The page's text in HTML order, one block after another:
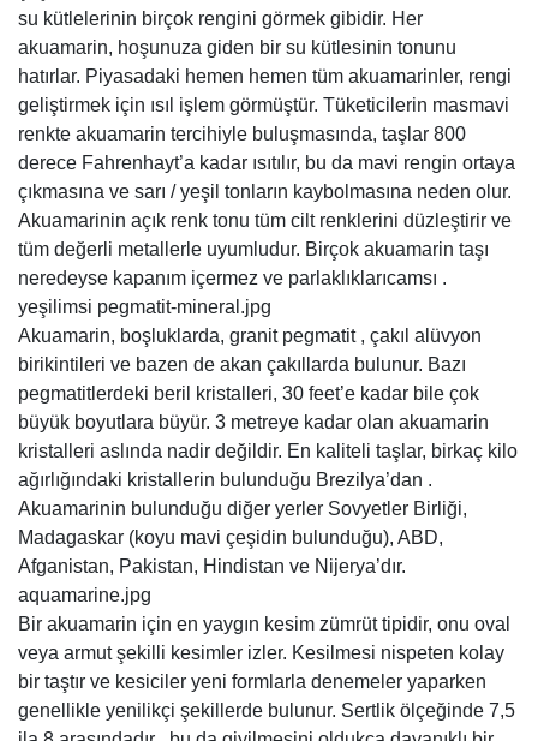
su kütlelerinin birçok rengini görmek gibidir. Her
akuamarin, hoşunuza giden bir su kütlesinin tonunu
hatırlar. Piyasadaki hemen hemen tüm akuamarinler, rengi
geliştirmek için ısıl işlem görmüştür. Tüketicilerin masmavi
renkte akuamarin tercihiyle buluşmasında, taşlar 800
derece Fahrenhayt’a kadar ısıtılır, bu da mavi rengin ortaya
çıkmasına ve sarı / yeşil tonların kaybolmasına neden olur.
Akuamarinin açık renk tonu tüm cilt renklerini düzleştirir ve
tüm değerli metallerle uyumludur. Birçok akuamarin taşı
neredeyse kapanım içermez ve parlaklıklarıcamsı .
yeşilimsi pegmatit-mineral.jpg
Akuamarin, boşluklarda, granit pegmatit , çakıl alüvyon
birikintileri ve bazen de akan çakıllarda bulunur. Bazı
pegmatitlerdeki beril kristalleri, 30 feet’e kadar bile çok
büyük boyutlara büyür. 3 metreye kadar olan akuamarin
kristalleri aslında nadir değildir. En kaliteli taşlar, birkaç kilo
ağırlığındaki kristallerin bulunduğu Brezilya’dan .
Akuamarinin bulunduğu diğer yerler Sovyetler Birliği,
Madagaskar (koyu mavi çeşidin bulunduğu), ABD,
Afganistan, Pakistan, Hindistan ve Nijerya’dır.
aquamarine.jpg
Bir akuamarin için en yaygın kesim zümrüt tipidir, onu oval
veya armut şekilli kesimler izler. Kesilmesi nispeten kolay
bir taştır ve kesiciler yeni formlarla denemeler yaparken
genellikle yenilikçi şekillerde bulunur. Sertlik ölçeğinde 7,5